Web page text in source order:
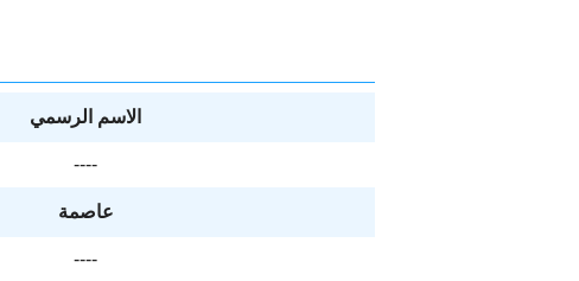
الاسم الرسمي
----
عاصمة
----